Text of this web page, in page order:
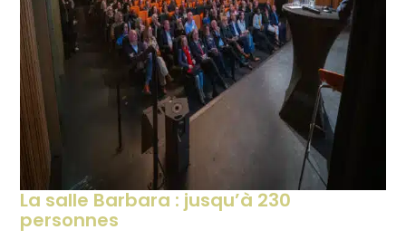
La salle Barbara : jusqu’à 230
personnes